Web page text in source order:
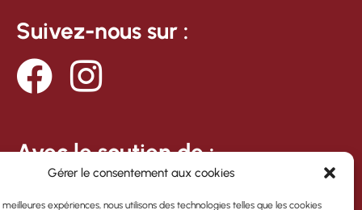
Gérer le consentement aux cookies
expériences, nous utilisons des technologies telles que les cookies
Suivez-nous sur :
Avec le soutien de :